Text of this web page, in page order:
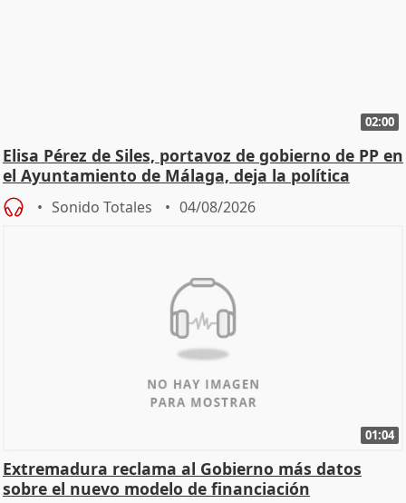
02:00
Elisa Pérez de Siles, portavoz de gobierno de PP en
el Ayuntamiento de Málaga, deja la política
Sonido Totales 04/08/2026
01:04
Extremadura reclama al Gobierno más datos
sobre el nuevo modelo de financiación